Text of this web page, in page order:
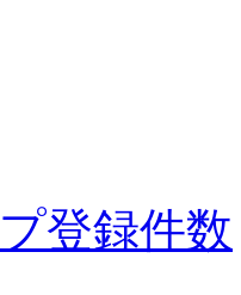
登録件数